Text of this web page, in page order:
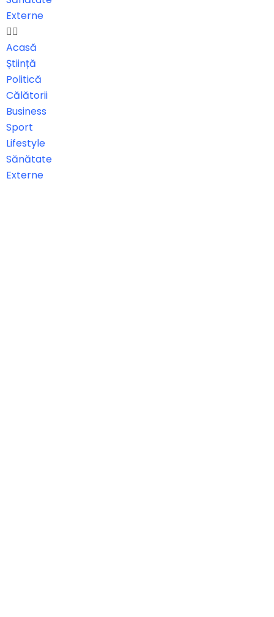
Externe
Acasă
Știință
Politică
Călătorii
Business
Sport
Lifestyle
Sănătate
Externe